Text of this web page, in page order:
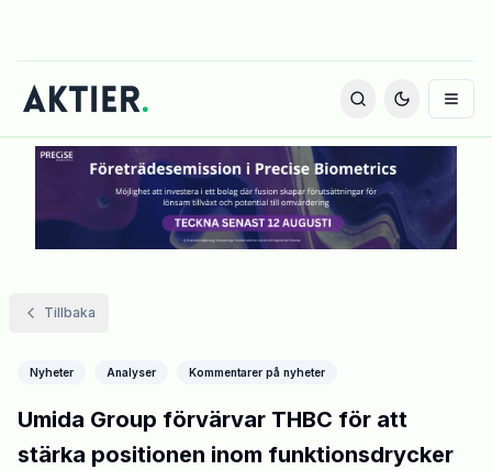
Tillbaka
Nyheter Analyser Kommentarer på nyheter
Umida Group förvärvar THBC för att
stärka positionen inom funktionsdrycker